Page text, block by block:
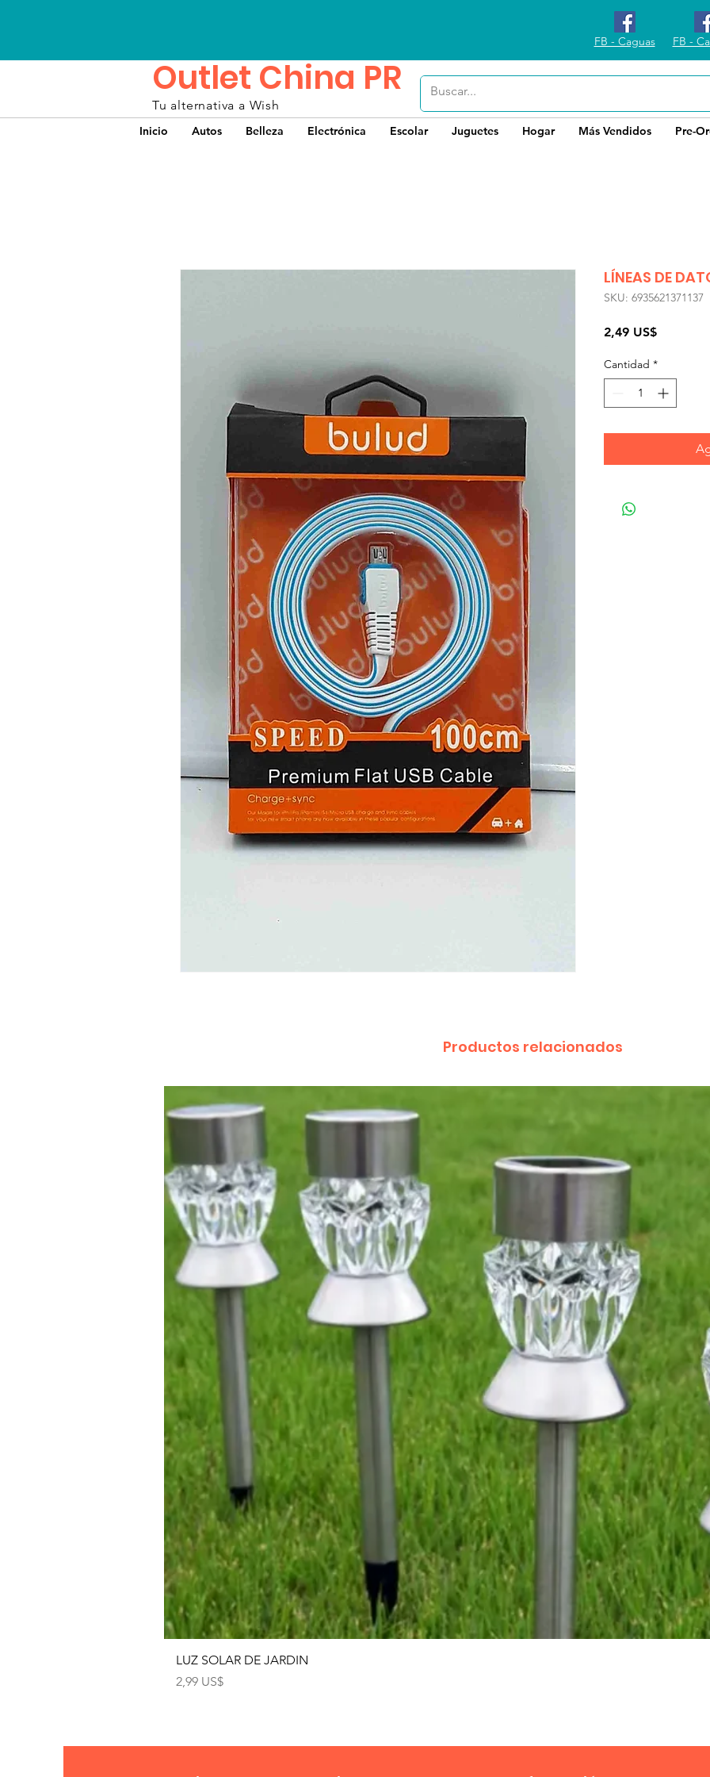
FB - Caguas FB -
Outlet China PR
Tu alternativa a Wish
Inicio Autos Belleza Electrónica Escolar Juguetes Hogar Más Vendidos Pre-
LÍNEAS DE
SKU: 6935621371137
2,49 US$Precio
Cantidad *
Productos relacionados
LUZ SOLAR DE JARDIN
Precio
2,99 US$